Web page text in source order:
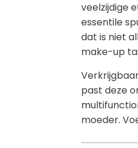
veelzijdige
essentile
dat is niet
make-up
past deze
moeder.